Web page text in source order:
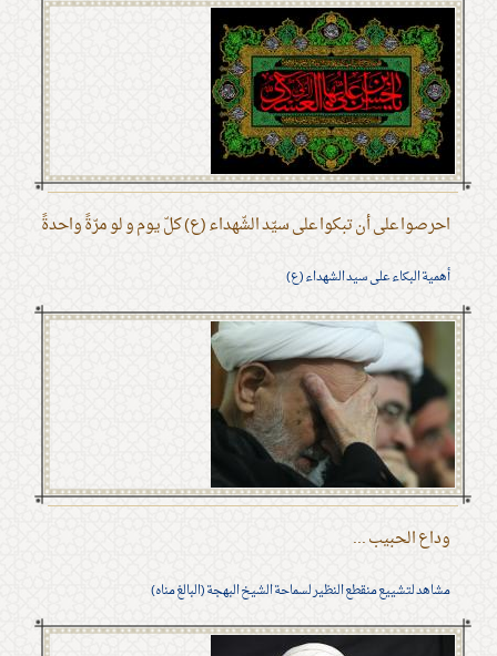
احرصوا على أن تبكوا على سيّد الشّهداء (ع) كلّ يوم و لو مرّةً واحدةً
أهمية البكاء على سيد الشهداء (ع)
وداع الحبيب ...
مشاهد لتشييع منقطع النظير لسماحة الشيخ البهجة (البالغ مناه)